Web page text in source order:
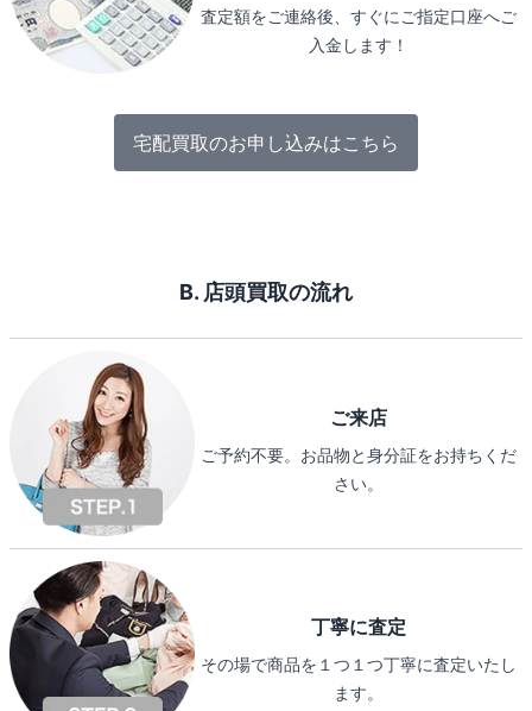
査定額をご連絡後、すぐにご指定口座へご
入金します！
宅配買取のお申し込みはこちら
B. 店頭買取の流れ
ご来店
ご予約不要。お品物と身分証をお持ちくだ
さい。
丁寧に査定
その場で商品を１つ１つ丁寧に査定いたし
ます。